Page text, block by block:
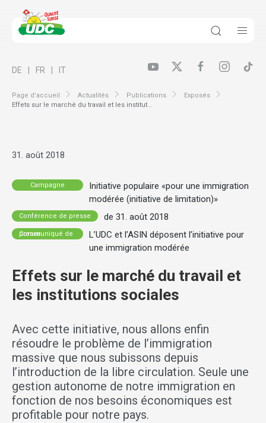
Page d’accueil Actualités Publications
Exposés
Effets sur le marché du travail et les institut...
DE FR IT
31. août 2018
Campagne
Initiative populaire «pour une immigration
modérée (initiative de limitation)»
Conférence de presse de 31. août 2018
Communiqué de presse
L’UDC et l’ASIN déposent l’initiative pour
une immigration modérée
Effets sur le marché du travail et
les institutions sociales
Avec cette initiative, nous allons enfin
résoudre le problème de l’immigration
massive que nous subissons depuis
l’introduction de la libre circulation. Seule une
gestion autonome de notre immigration en
fonction de nos besoins économiques est
profitable pour notre pays.